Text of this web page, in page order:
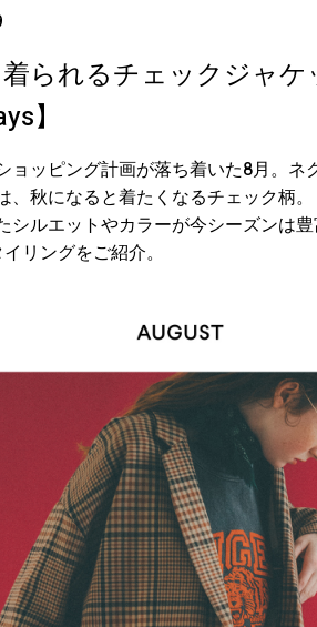
られるチェックジャケ
】
ョッピング計画が落ち着いた8月。ネ
、秋になると着たくなるチェック柄
シルエットやカラーが今シーズンは
リングをご紹介。